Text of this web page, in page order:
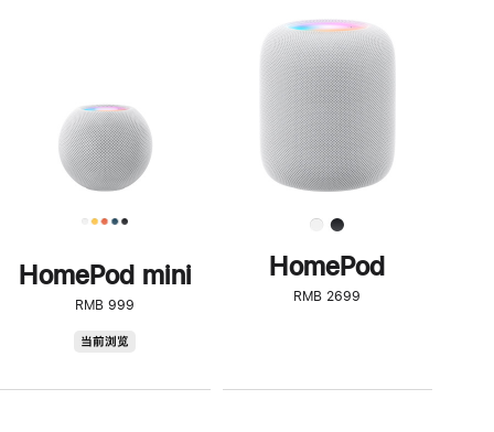
HomePod mini
RMB 999
当前浏览
步
了
解
HomePod<
HomePod
RMB 2699